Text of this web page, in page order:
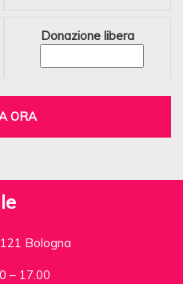
Donazione libera
ORA
Bologna
– 17.00